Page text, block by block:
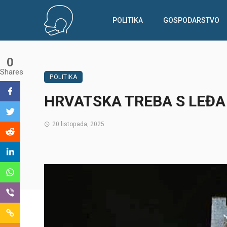
POLITIKA GOSPODARSTVO
POLITIKA
HRVATSKA TREBA S
20 listopada, 2025
0
Shares